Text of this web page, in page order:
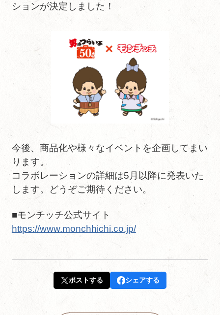
ションが決定しました！
今後、商品化や様々なイベントを企画してまい
ります。
コラボレーションの詳細は5月以降に発表いた
します。どうぞご期待ください。
■モンチッチ公式サイト
https://www.monchhichi.co.jp/
ポストする シェアする